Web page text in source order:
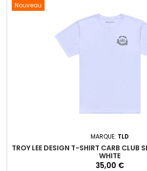
Nouveau
MARQUE: TLD
TROY LEE DESIGN T-SHIRT CARB CLUB
WHITE
35,00 €